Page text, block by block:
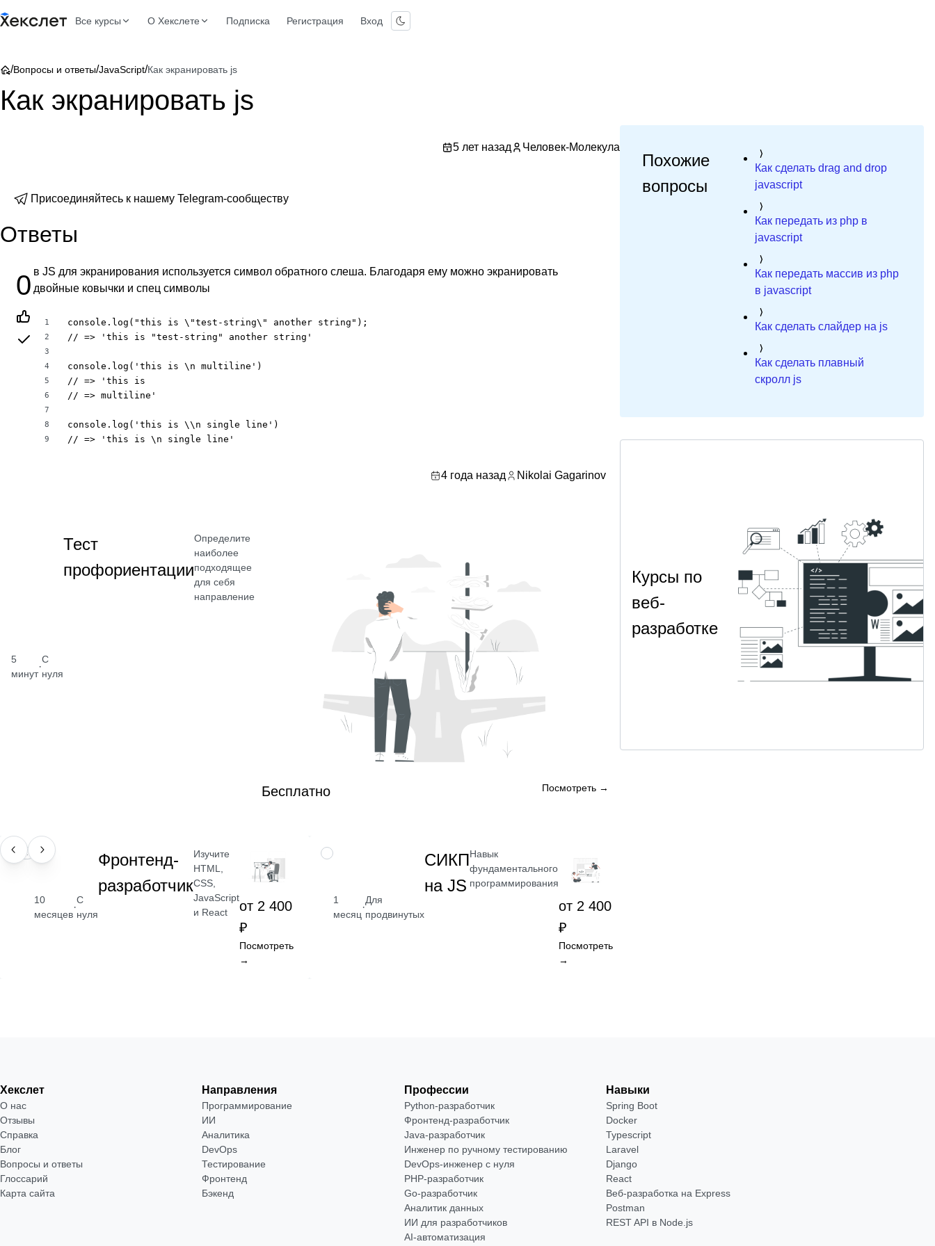
Все курсы О Хекслете Подписка Регистрация Вход
/Вопросы и ответы/JavaScript/Как экранировать js
Как экранировать js
5 лет назад Человек-Молекула
Присоединяйтесь к нашему Telegram-сообществу
Ответы
0 в JS для экранирования используется символ обратного слеша. Благодаря ему можно экранировать
двойные ковычки и спец символы
1
2
3
4
5
6
7
8
9
console.log("this is \"test-string\" another string");
// => 'this is "test-string" another string'
console.log('this is \n multiline')
// => 'this is
// => multiline'
console.log('this is \\n single line')
// => 'this is \n single line'
4 года назад Nikolai Gagarinov
5
минут
·
С
нуля
Тест
профориентации
Определите
наиболее
подходящее
для себя
направление
Бесплатно Посмотреть →
ПРОФЕССИЯ
10
месяцев
·
С
нуля
Фронтенд-
разработчик
Изучите
HTML,
CSS,
JavaScript
и React
от 2 400
₽
Посмотреть
→
НАВЫК
1
месяц
·
Для
продвинутых
СИКП
на JS
Навык
фундаментального
программирования
от 2 400
₽
Посмотреть
→
Похожие
вопросы
Как сделать drag and drop
javascript
Как передать из php в
javascript
Как передать массив из php
в javascript
Как сделать слайдер на js
Как сделать плавный
скролл js
Курсы по
веб-
разработке
Хекслет
О нас
Отзывы
Справка
Блог
Вопросы и ответы
Глоссарий
Карта сайта
Направления
Программирование
ИИ
Аналитика
DevOps
Тестирование
Фронтенд
Бэкенд
Профессии
Python-разработчик
Фронтенд-разработчик
Java-разработчик
Инженер по ручному тестированию
DevOps-инженер с нуля
РНР-разработчик
Go-разработчик
Аналитик данных
ИИ для разработчиков
AI-автоматизация
Навыки
Spring Boot
Docker
Typescript
Laravel
Django
React
Веб-разработка на Express
Postman
REST API в Node.js